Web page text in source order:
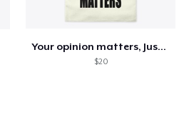
Your opinion matters, Just not to me!
$20